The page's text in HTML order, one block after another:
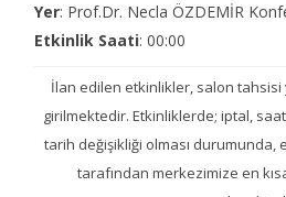
Yer: Prof.Dr. Necla ÖZDEMİR
Etkinlik Saati: 00:00
İlan edilen etkinlikler, salon tahsisi
girilmektedir. Etkinliklerde; iptal,
tarih değişikliği olması durumunda,
tarafından merkezimize en